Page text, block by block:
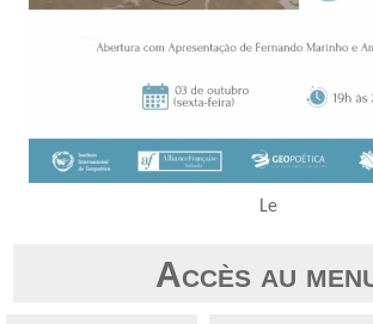
Le
Accès au